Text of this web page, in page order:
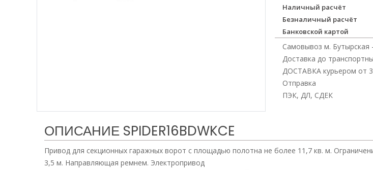
Наличный расчёт
Безналичный расчёт
Банковской картой
Самовывоз м. Бутырская -
Доставка до
ДОСТАВКА курьером от
Отправка
ПЭК, ДЛ, СДЕК
ОПИСАНИЕ SPIDER16BDWKCE
Привод для секционных гаражных ворот с площадью полотна не более 11,7 кв. м.
3,5 м. Направляющая ремнем. Электропривод